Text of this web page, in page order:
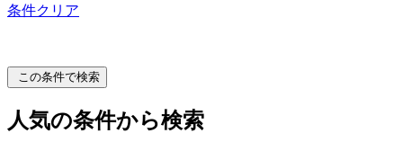
条件クリア
この条件で検索
人気の条件から検索